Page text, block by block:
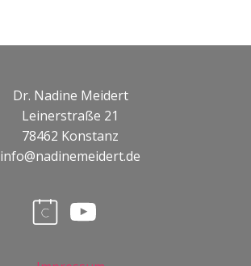
Dr. Nadine Meidert
Leinerstraße 21
78462 Konstanz
info@nadinemeidert.de